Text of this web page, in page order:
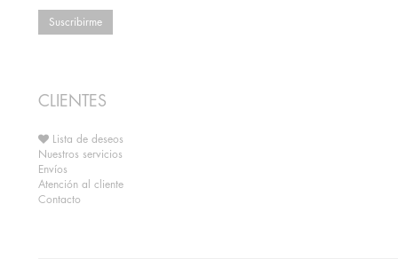
Suscribirme
CLIENTES
Lista de deseos
Nuestros servicios
Envíos
Atención al cliente
Contacto